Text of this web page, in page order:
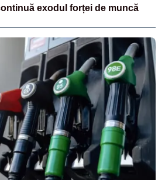
exodul forței de muncă